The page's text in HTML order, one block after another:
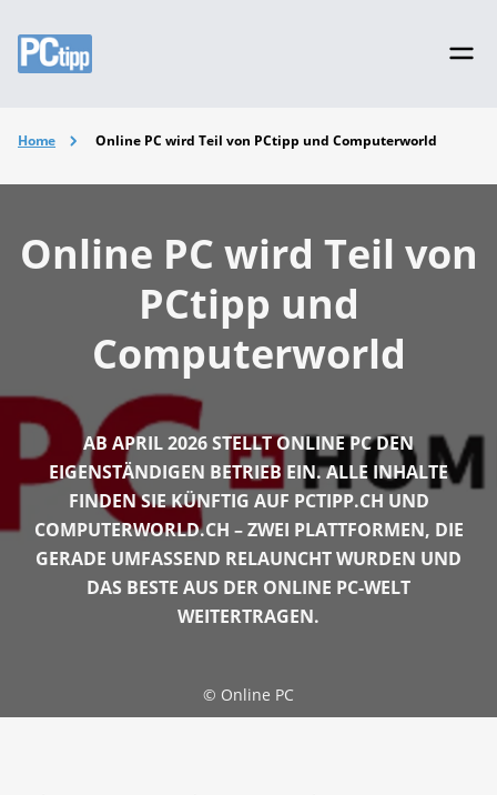
Home Online PC wird Teil von PCtipp und Computerworld
Online PC wird Teil von
PCtipp und
Computerworld
AB APRIL 2026 STELLT ONLINE PC DEN
EIGENSTÄNDIGEN BETRIEB EIN. ALLE INHALTE
FINDEN SIE KÜNFTIG AUF PCTIPP.CH UND
COMPUTERWORLD.CH – ZWEI PLATTFORMEN, DIE
GERADE UMFASSEND RELAUNCHT WURDEN UND
DAS BESTE AUS DER ONLINE PC-WELT
WEITERTRAGEN.
© Online PC